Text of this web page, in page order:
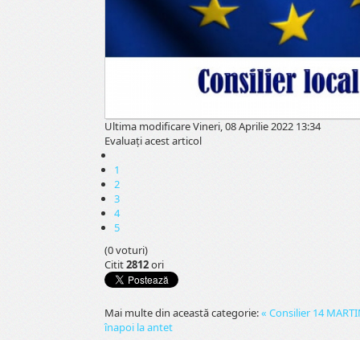
Ultima modificare Vineri, 08 Aprilie 2022 13:34
Evaluaţi acest articol
1
2
3
4
5
(0 voturi)
Citit2812ori
Mai multe din această categorie:« Consilier 14
înapoi la antet